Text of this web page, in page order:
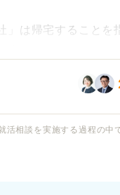
」は帰宅することを
が選考に響くのでし
相談を実施する過程の中